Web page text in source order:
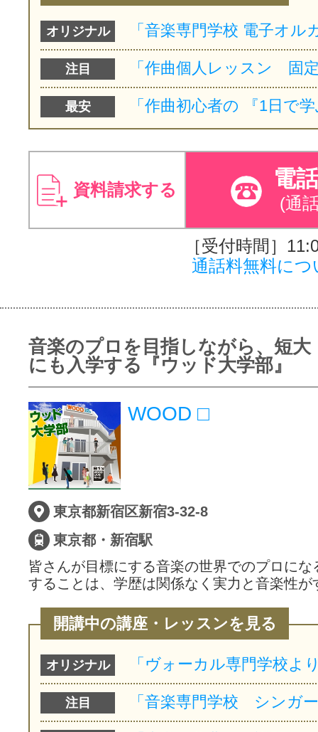
オリジナル
注目
最安
資料請求する 電
(通
［受付時間］
通話料無料につ
音楽のプロを目指しながら、短大
にも入学する『ウッド大学部』
WOOD □
東京都新宿区新宿3-32-8
東京都・新宿駅
皆さんが目標にする音楽の世界でのプロにな
することは、学歴は関係なく実力と音楽性
開講中の講座・レッスンを見る
オリジナル
注目